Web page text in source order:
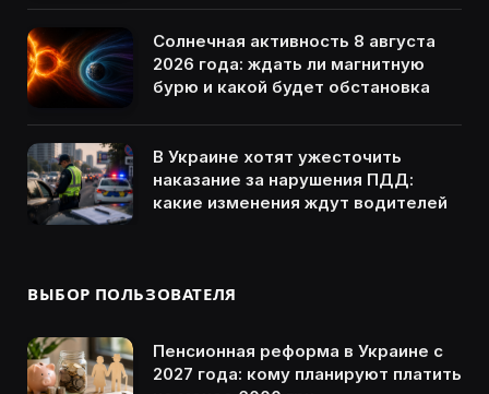
Солнечная активность 8 августа
2026 года: ждать ли магнитную
бурю и какой будет обстановка
В Украине хотят ужесточить
наказание за нарушения ПДД:
какие изменения ждут водителей
ВЫБОР ПОЛЬЗОВАТЕЛЯ
Пенсионная реформа в Украине с
2027 года: кому планируют платить